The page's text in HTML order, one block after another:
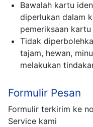
Bawalah kartu
diperlukan dalam
pemeriksaan
Tidak
tajam, hewan,
melakukan
Formulir Pesan
Formulir terkirim ke
Service kami